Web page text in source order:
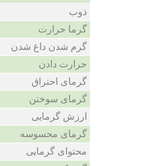
ذوب
گرما حرارت
گرم شدن داغ شدن
حرارت دادن
گرمای احتراق
گرمای سوختن
ارزش گرمایی
گرمای محسوسه
محتوای گرمایی